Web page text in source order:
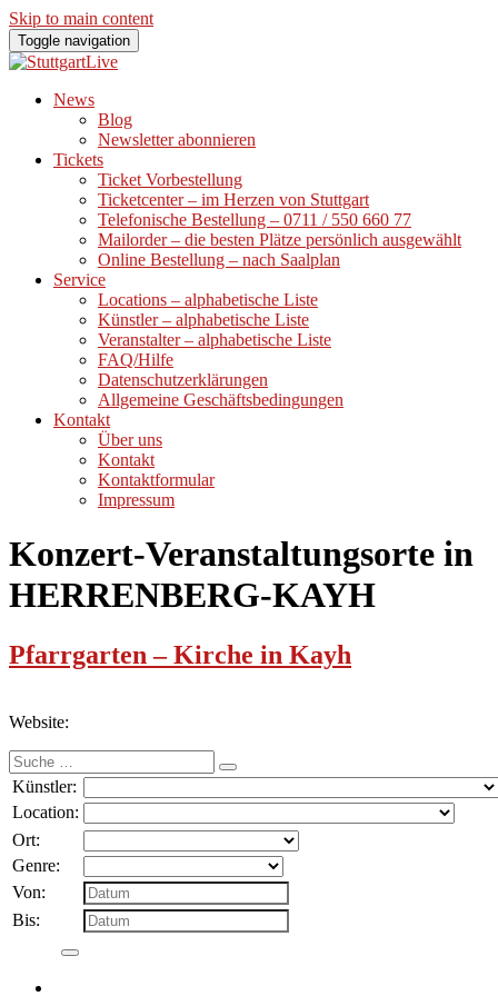
Skip to main content
Toggle navigation
News
Blog
Newsletter abonnieren
Tickets
Ticket Vorbestellung
Ticketcenter – im Herzen von Stuttgart
Telefonische Bestellung – 0711 / 550 660 77
Mailorder – die besten Plätze persönlich ausgewählt
Online Bestellung – nach Saalplan
Service
Locations – alphabetische Liste
Künstler – alphabetische Liste
Veranstalter – alphabetische Liste
FAQ/Hilfe
Datenschutzerklärungen
Allgemeine Geschäftsbedingungen
Kontakt
Über uns
Kontakt
Kontaktformular
Impressum
Konzert-Veranstaltungsorte in
HERRENBERG-KAYH
Pfarrgarten – Kirche in Kayh
Website:
Suche
nach:
Künstler:
Location:
Ort:
Genre:
Von:
Bis: